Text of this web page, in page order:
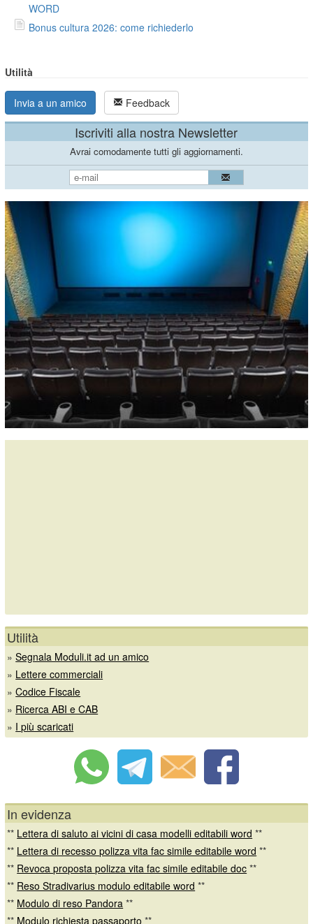
WORD
Bonus cultura 2026: come richiederlo
Utilità
Invia a un amico Feedback
Iscriviti alla nostra Newsletter
Avrai comodamente tutti gli aggiornamenti.
Utilità
»Segnala Moduli.it ad un amico
» Lettere commerciali
»Codice Fiscale
» Ricerca ABI e CAB
» I più scaricati
In evidenza
** Lettera di saluto ai vicini di casa modelli editabili word **
** Lettera di recesso polizza vita fac simile editabile word **
** Revoca proposta polizza vita fac simile editabile doc **
** Reso Stradivarius modulo editabile word **
** Modulo di reso Pandora **
** Modulo richiesta passaporto **